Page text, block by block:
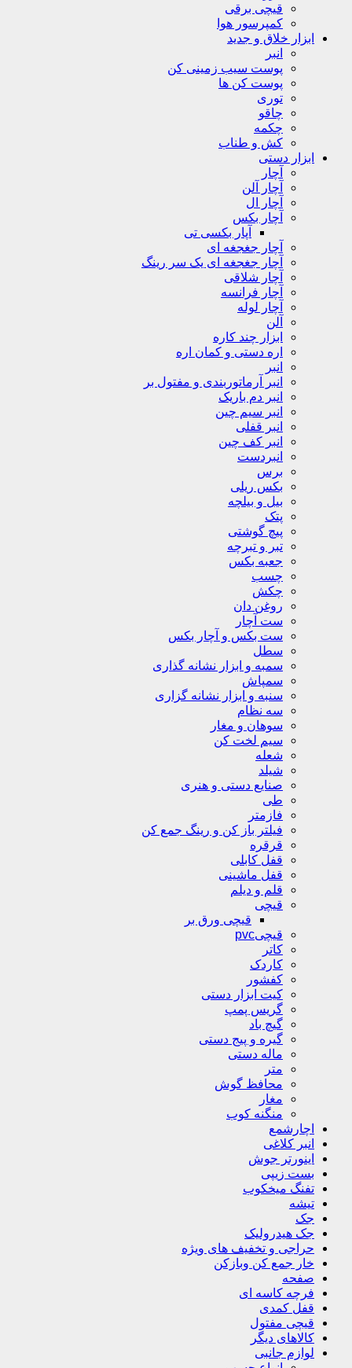
قیچی برقی
کمپرسور هوا
ابزار خلاق و جدید
انبر
پوست سیب زمینی کن
پوست کن ها
توری
چاقو
چکمه
کش و طناب
ابزار دستی
آچار
آچار آلن
آچار ال
آچار بکس
آپار بکسی تی
آچار جغجغه ای
آچار جغجغه ای یک سر رینگ
آچار شلاقی
آچار فرانسه
آچار لوله
آلن
ابزار چند کاره
اره دستی و کمان اره
انبر
انبر آرماتوربندی و مفتول بر
انبر دم باریک
انبر سیم چین
انبر قفلی
انبر کف چین
انبردست
برس
بکس ریلی
بیل و بیلچه
پتک
پیچ گوشتی
تبر و تبرچه
جعبه بکس
چسب
چکش
روغن دان
ست آچار
ست بکس و آچار بکس
سطل
سمبه و ابزار نشانه گذاری
سمپاش
سنبه و ابزار نشانه گزاری
سه نظام
سوهان و مغار
سیم لخت کن
شعله
شیلد
صنایع دستی و هنری
طی
فازمتر
فیلتر باز کن و رینگ جمع کن
قرقره
قفل کابلی
قفل ماشینی
قلم و دیلم
قیچی
قیچی ورق بر
قیچیpvc
کاتر
کاردک
کفشور
کیت ابزار دستی
گریس پمپ
گیچ باد
گیره و پیج دستی
ماله دستی
متر
محافظ گوش
مغار
منگنه کوب
اچارشمع
انبر کلاغی
اینورتر جوش
بست زیپی
تفنگ میخکوب
تیشه
جک
جک هیدرولیک
حراجی و تخفیف های ویژه
خار جمع کن وبازکن
صفحه
فرچه کاسه ای
قفل کمدی
قیچی مفتول
کالاهای دیگر
لوازم جانبی